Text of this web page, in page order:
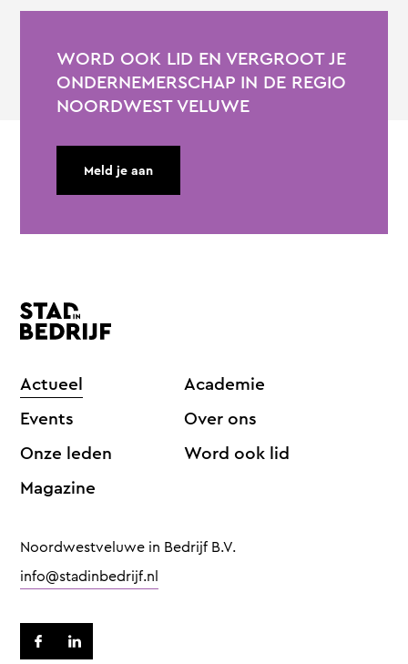
WORD OOK LID EN VERGROOT JE
ONDERNEMERSCHAP IN DE REGIO
NOORDWEST VELUWE
Meld je aan
Actueel
Events
Onze leden
Magazine
Academie
Over ons
Word ook lid
Noordwestveluwe in Bedrijf B.V.
info@stadinbedrijf.nl